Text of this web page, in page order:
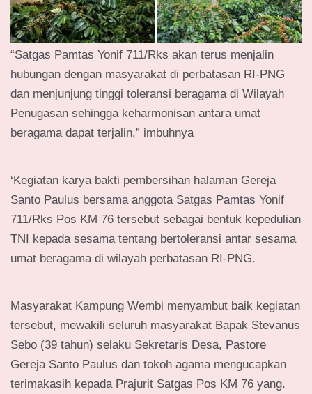
“Satgas Pamtas Yonif 711/Rks akan terus menjalin
hubungan dengan masyarakat di perbatasan RI-PNG
dan menjunjung tinggi toleransi beragama di Wilayah
Penugasan sehingga keharmonisan antara umat
beragama dapat terjalin,” imbuhnya
‘Kegiatan karya bakti pembersihan halaman Gereja
Santo Paulus bersama anggota Satgas Pamtas Yonif
711/Rks Pos KM 76 tersebut sebagai bentuk kepedulian
TNI kepada sesama tentang bertoleransi antar sesama
umat beragama di wilayah perbatasan RI-PNG.
Masyarakat Kampung Wembi menyambut baik kegiatan
tersebut, mewakili seluruh masyarakat Bapak Stevanus
Sebo (39 tahun) selaku Sekretaris Desa, Pastore
Gereja Santo Paulus dan tokoh agama mengucapkan
terimakasih kepada Prajurit Satgas Pos KM 76 yang.